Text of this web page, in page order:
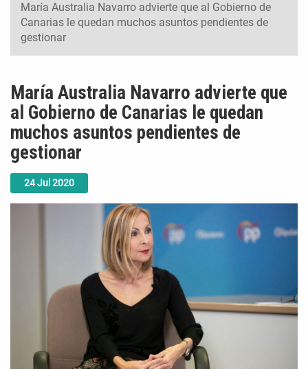
María Australia Navarro advierte que al Gobierno de
Canarias le quedan muchos asuntos pendientes de
gestionar
24Jul 2020
María Australia Navarro advierte que
al Gobierno de Canarias le quedan
muchos asuntos pendientes de
gestionar